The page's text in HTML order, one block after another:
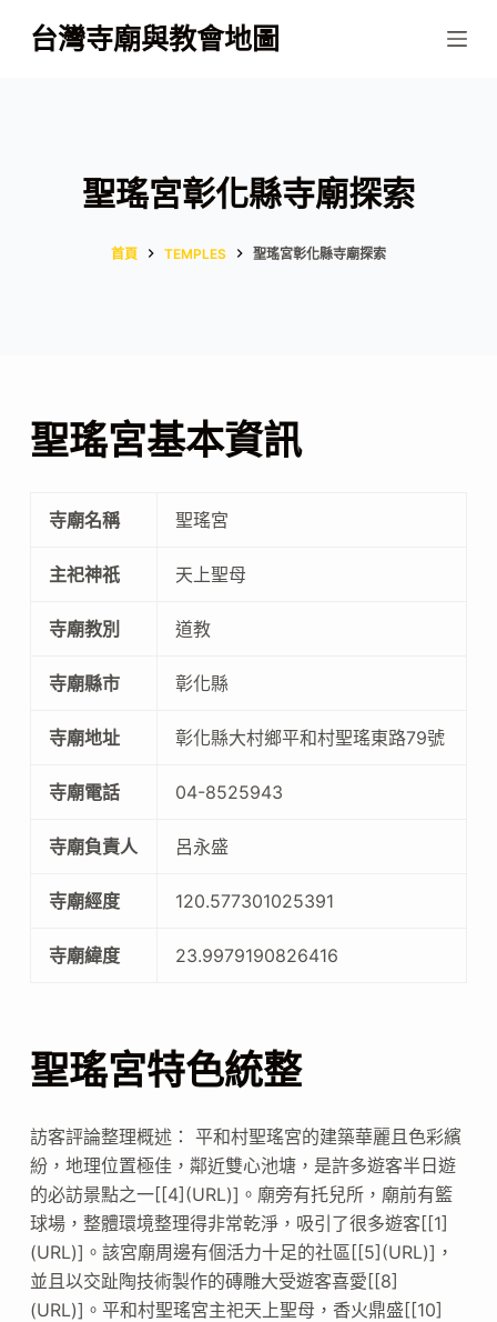
跳
至
台灣寺廟與教會地圖
聖瑤宮彰化縣寺廟探索
首頁 TEMPLES 聖瑤宮彰化縣寺廟探索
聖瑤宮基本資訊
寺廟名稱 聖瑤宮
主祀神祇 天上聖母
寺廟教別 道教
寺廟縣市 彰化縣
寺廟地址 彰化縣大村鄉平和村聖瑤東路79號
寺廟電話 04-8525943
寺廟負責人 呂永盛
寺廟經度 120.577301025391
寺廟緯度 23.9979190826416
聖瑤宮特色統整
訪客評論整理概述： 平和村聖瑤宮的建築華麗且色彩繽
紛，地理位置極佳，鄰近雙心池塘，是許多遊客半日遊
的必訪景點之一[[4](URL)]。廟旁有托兒所，廟前有籃
球場，整體環境整理得非常乾淨，吸引了很多遊客[[1]
(URL)]。該宮廟周邊有個活力十足的社區[[5](URL)]，
並且以交趾陶技術製作的磚雕大受遊客喜愛[[8]
(URL)]。平和村聖瑤宮主祀天上聖母，香火鼎盛[[10]